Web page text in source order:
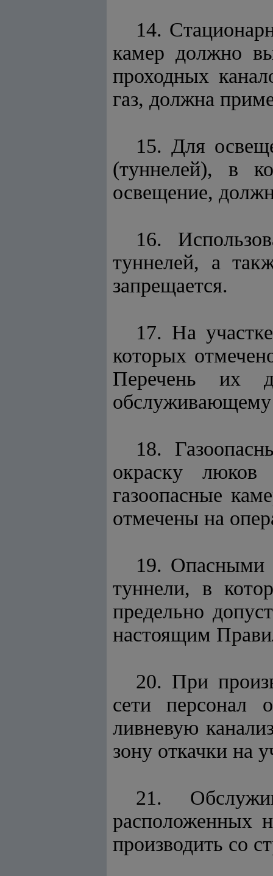
14.
камер должно
проходных
газ, должна
15. Для
(туннелей), в
освещение,
16.
туннелей, а
запрещается.
17. На
которых
Перечень их
обслуживающему
18.
окраску
газоопасные
отмечены на
19. Опасными
туннели, в
предельно
настоящим
20. При
сети персонал
ливневую
зону откачки на
21.
расположенных
производить со